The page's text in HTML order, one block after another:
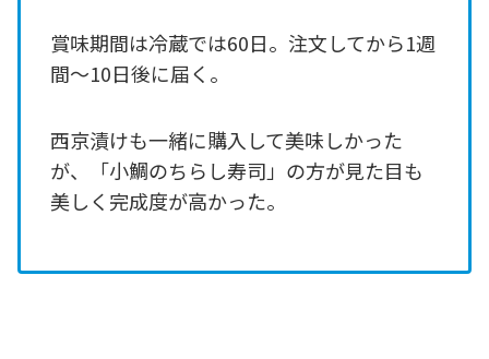
賞味期間は冷蔵では60日。注文してから1週
間～10日後に届く。
西京漬けも一緒に購入して美味しかった
が、「小鯛のちらし寿司」の方が見た目も
美しく完成度が高かった。